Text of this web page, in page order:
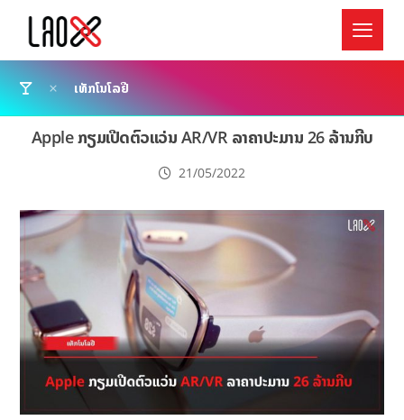
ເທັກໂນໂລຢີ
Apple ກຽມເປີດຕົວແວ່ນ AR/VR ລາຄາປະມານ 26 ລ້ານກີບ
21/05/2022